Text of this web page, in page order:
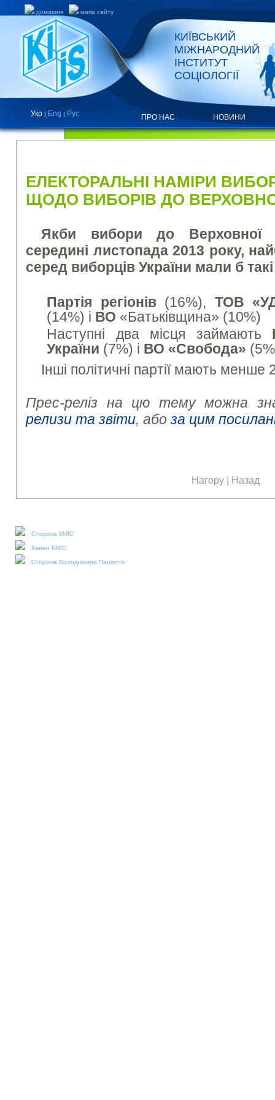
домашня мапа сайту
КИЇВСЬКИЙ
МІЖНАРОДНИЙ
ІНСТИТУТ
СОЦІОЛОГІЇ
Укр | Eng | Рус ПРО НАС НОВИНИ
ЕЛЕКТОРАЛЬНІ НАМІРИ
ЩОДО ВИБОРІВ ДО
Якби вибори
до Верховної
середині листопада 2013 року,
серед виборців України мали б такі
Партія регіонів (16%), ТОВ «
(14%) і ВО «Батьківщина» (10%)
Наступні
два місця займають
України (7%) і ВО «Свобода» (5
Інші політичні партії мають менше
Прес-реліз на цю тему можна
релизи та звіти, абоза цим
Нагору | Назад
Сторінка КМІС
Канал КМІС
Сторінка Володимира Паніотто